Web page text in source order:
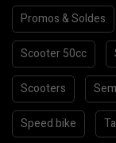
Promos & Soldes
Scooter 50cc
Scooters
Speed bike